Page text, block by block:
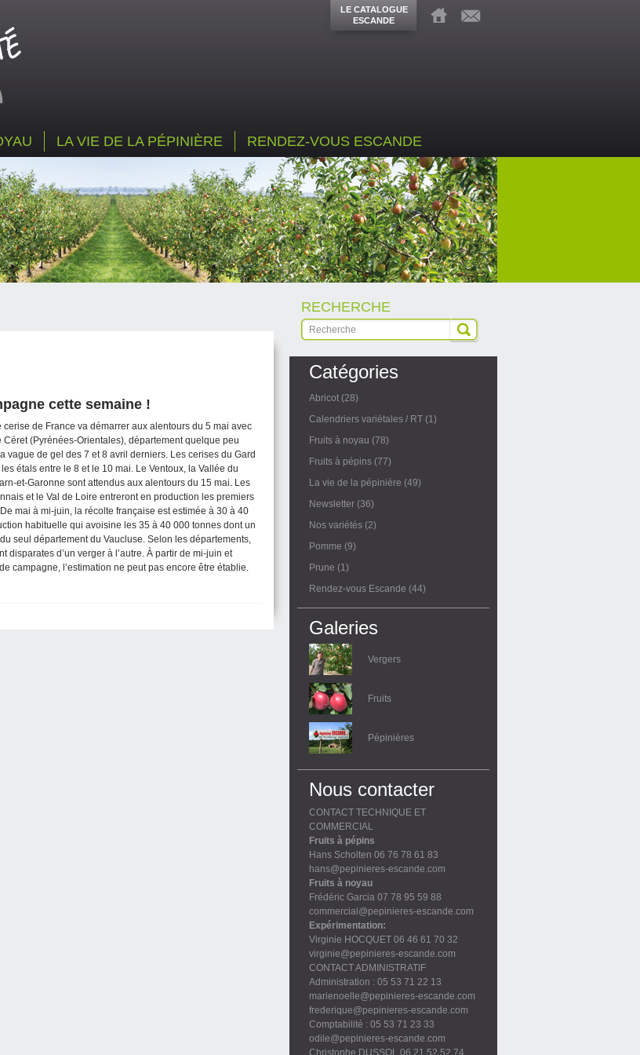
LE CATALOGUE
ESCANDE
LA VIE DE LA PÉPINIÈRE
RENDEZ-VOUS ESCANDE
cette semaine !
cerise de France va démarrer aux alentours du 5 mai avec
Céret (Pyrénées-Orientales), département quelque peu
vague de gel des 7 et 8 avril derniers. Les cerises du Gard
étals entre le 8 et le 10 mai. Le Ventoux, la Vallée du
et-Garonne sont attendus aux alentours du 15 mai. Les
et le Val de Loire entreront en production les premiers
mai à mi-juin, la récolte française est estimée à 30 à 40
habituelle qui avoisine les 35 à 40 000 tonnes dont un
seul département du Vaucluse. Selon les départements,
disparates d’un verger à l’autre. À partir de mi-juin et
campagne, l’estimation ne peut pas encore être établie.
RECHERCHE
Catégories
Abricot (28)
Calendriers variétales / RT (1)
Fruits à noyau (78)
Fruits à pépins (77)
La vie de la pépinière (49)
Newsletter (36)
Nos variétés (2)
Pomme (9)
Prune (1)
Rendez-vous Escande (44)
Galeries
Vergers
Fruits
Pépinières
Nous contacter
CONTACT TECHNIQUE ET
COMMERCIAL
Fruits à pépins
Hans Scholten 06 76 78 61 83
hans@pepinieres-escande.com
Fruits à noyau
Frédéric Garcia 07 78 95 59 88
commercial@pepinieres-escande.com
Expérimentation:
Virginie HOCQUET 06 46 61 70 32
virginie@pepinieres-escande.com
CONTACT ADMINISTRATIF
Administration : 05 53 71 22 13
marienoelle@pepinieres-escande.com
frederique@pepinieres-escande.com
Comptabilité : 05 53 71 23 33
odile@pepinieres-escande.com
Christophe DUSSOL 06 21 52 52 74